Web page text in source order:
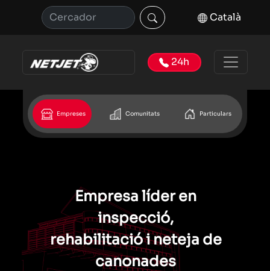
Català
24h
Empreses Comunitats Particulars
Empresa líder en
inspecció,
rehabilitació i neteja de
canonades